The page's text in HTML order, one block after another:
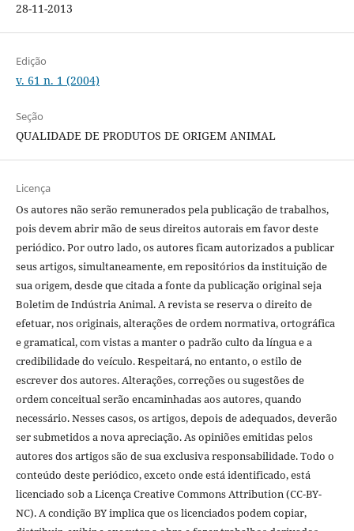
28-11-2013
Edição
v. 61 n. 1 (2004)
Seção
QUALIDADE DE PRODUTOS DE ORIGEM ANIMAL
Licença
Os autores não serão remunerados pela publicação de trabalhos,
pois devem abrir mão de seus direitos autorais em favor deste
periódico. Por outro lado, os autores ficam autorizados a publicar
seus artigos, simultaneamente, em repositórios da instituição de
sua origem, desde que citada a fonte da publicação original seja
Boletim de Indústria Animal. A revista se reserva o direito de
efetuar, nos originais, alterações de ordem normativa, ortográfica
e gramatical, com vistas a manter o padrão culto da língua e a
credibilidade do veículo. Respeitará, no entanto, o estilo de
escrever dos autores. Alterações, correções ou sugestões de
ordem conceitual serão encaminhadas aos autores, quando
necessário. Nesses casos, os artigos, depois de adequados, deverão
ser submetidos a nova apreciação. As opiniões emitidas pelos
autores dos artigos são de sua exclusiva responsabilidade. Todo o
conteúdo deste periódico, exceto onde está identificado, está
licenciado sob a Licença Creative Commons Attribution (CC-BY-
NC). A condição BY implica que os licenciados podem copiar,